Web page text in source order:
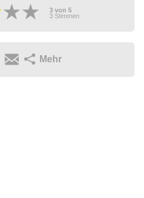
3 von 5
3 Stimmen
Mehr